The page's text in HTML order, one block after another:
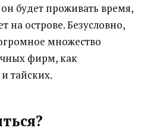
будет проживать время,
на острове. Безусловно,
множество
фирм, как
тайских.